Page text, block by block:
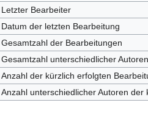
Letzter Bearbeiter
Datum der letzten Bearbeitung
Gesamtzahl der Bearbeitungen
Gesamtzahl unterschiedlicher Autoren
Anzahl der kürzlich erfolgten
Anzahl unterschiedlicher Autoren